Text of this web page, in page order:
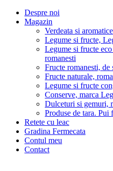
Despre noi
Magazin
Verdeata si aromatice
Legume si fructe,
Legume si fructe
romanesti
Fructe romanesti, de
Fructe naturale,
Legume si fructe
Conserve, marca
Dulceturi si gemuri,
Produse de tara. Pui
Retete cu leac
Gradina Fermecata
Contul meu
Contact